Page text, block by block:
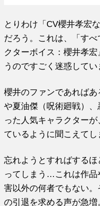
とりわけ「CV櫻井孝宏
だろう。これは、「す
クターボイス：櫻井孝
うのですごく迷惑してい
櫻井のファンであればあ
や夏油傑（呪術廻戦）
った人気キャラクター
ているように聞こえてし
忘れようとすればする
ってしまう…これは作品
害以外の何者でもない
の引退を求める声が急